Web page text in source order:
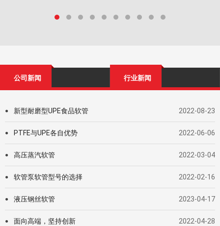
公司新闻 行业新闻
● 新型耐磨型UPE食品软管 2022-08-23
● PTFE与UPE各自优势 2022-06-06
● 高压蒸汽软管 2022-03-04
● 软管泵软管型号的选择 2022-02-16
● 液压钢丝软管 2023-04-17
● 面向高端，坚持创新 2022-04-28